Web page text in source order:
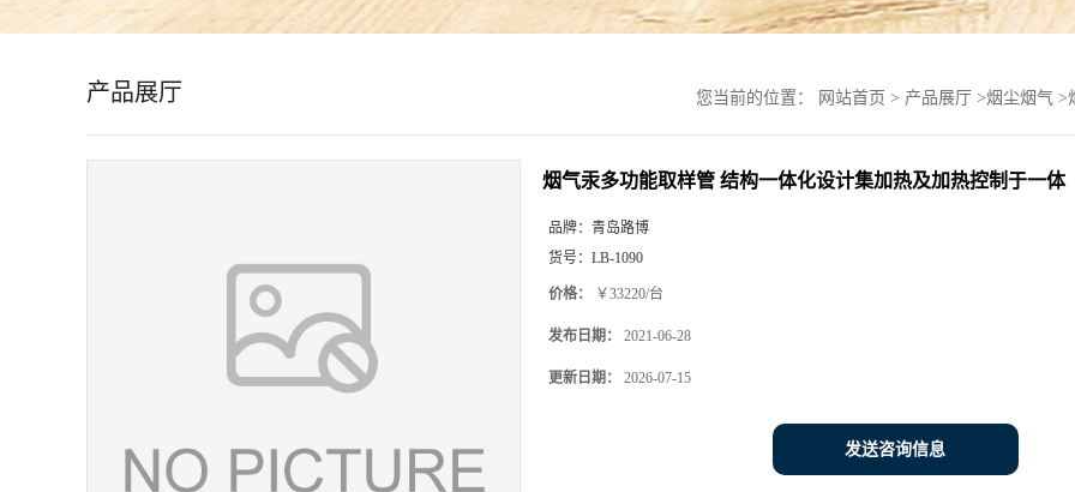
产品展厅 您当前的位置： 网站首页 > 产品展厅 >烟尘烟气 >
烟气汞多功能取样管 结构一体化设计集加热及加热控制于一体
品牌： 青岛路博
货号： LB-1090
价格： ￥33220/台
发布日期： 2021-06-28
更新日期： 2026-07-15
发送咨询信息